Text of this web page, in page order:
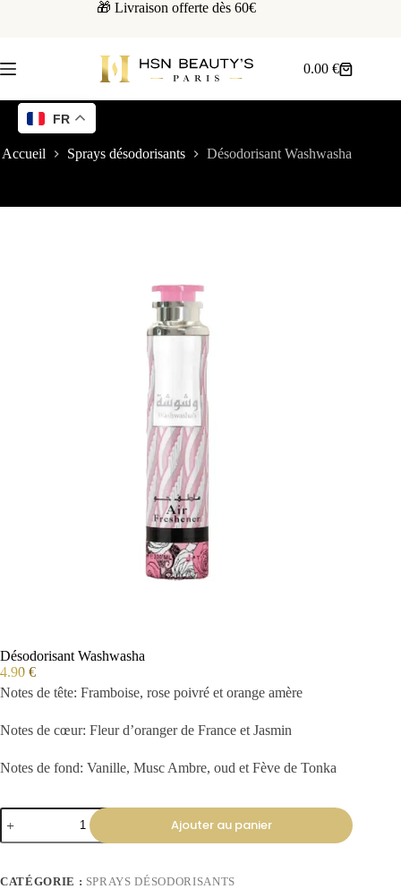
🎁 Livraison offerte dès 60€
0.00€
Accueil Sprays désodorisants Désodorisant Washwasha
Désodorisant Washwasha
4.90 €
Notes de tête: Framboise, rose poivré et orange amère
Notes de cœur: Fleur d’oranger de France et Jasmin
Notes de fond: Vanille, Musc Ambre, oud et Fève de Tonka
Ajouter au panier
CATÉGORIE : SPRAYS DÉSODORISANTS
FR